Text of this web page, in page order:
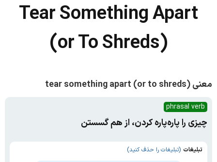
Tear Something Apart
(or To Shreds)
معنی tear something apart (or to shreds)
phrasal verb
چیزی را پاره‌پاره‌ کردن، از هم گسستن
تبلیغات (تبلیغات را حذف کنید)